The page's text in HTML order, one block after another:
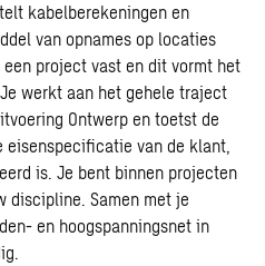
kabelberekeningen en
van opnames op locaties
project vast en dit vormt het
werkt aan het gehele traject
Ontwerp en toetst de
eisenspecificatie van de klant,
is. Je bent binnen projecten
discipline. Samen met je
en hoogspanningsnet in